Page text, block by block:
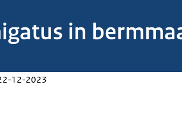
in
12-2023